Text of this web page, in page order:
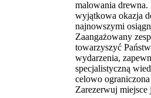
malowania
wyjątkowa okazja
najnowszymi
Zaangażowany
towarzyszyć
wydarzenia,
specjalistyczną
celowo
Zarezerwuj miejsce